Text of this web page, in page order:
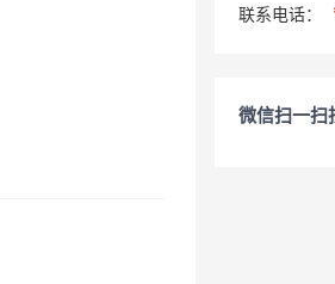
联系电话：
微信扫一扫